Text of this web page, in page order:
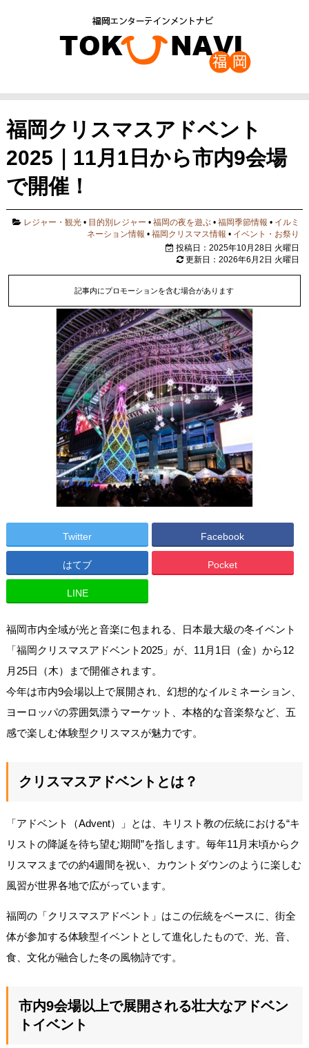
福岡クリスマスアドベント
2025｜11月1日から市内9会場
で開催！
レジャー・観光 • 目的別レジャー •福岡の夜を遊ぶ •福岡季節情報 • イルミ
ネーション情報 •福岡クリスマス情報 • イベント・お祭り
投稿日：2025年10月28日 火曜日
更新日：2026年6月2日 火曜日
記事内にプロモーションを含む場合があります
Twitter Facebook
はてブ Pocket
LINE
福岡市内全域が光と音楽に包まれる、日本最大級の冬イベント
「福岡クリスマスアドベント2025」が、11月1日（金）から12
月25日（木）まで開催されます。
今年は市内9会場以上で展開され、幻想的なイルミネーション、
ヨーロッパの雰囲気漂うマーケット、本格的な音楽祭など、五
感で楽しむ体験型クリスマスが魅力です。
クリスマスアドベントとは？
「アドベント（Advent）」とは、キリスト教の伝統における“キ
リストの降誕を待ち望む期間”を指します。毎年11月末頃からク
リスマスまでの約4週間を祝い、カウントダウンのように楽しむ
風習が世界各地で広がっています。
福岡の「クリスマスアドベント」はこの伝統をベースに、街全
体が参加する体験型イベントとして進化したもので、光、音、
食、文化が融合した冬の風物詩です。
市内9会場以上で展開される壮大なアドベン
トイベント